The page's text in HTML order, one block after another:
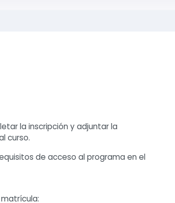
la inscripción y adjuntar la
curso.
de acceso al programa en el